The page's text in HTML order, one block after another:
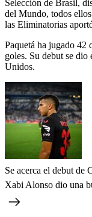
Selección de Brasil,
del Mundo, todos
las Eliminatorias
Paquetá ha jugado 42
goles. Su debut se
Unidos.
Se acerca el debut de
Xabi Alonso dio una